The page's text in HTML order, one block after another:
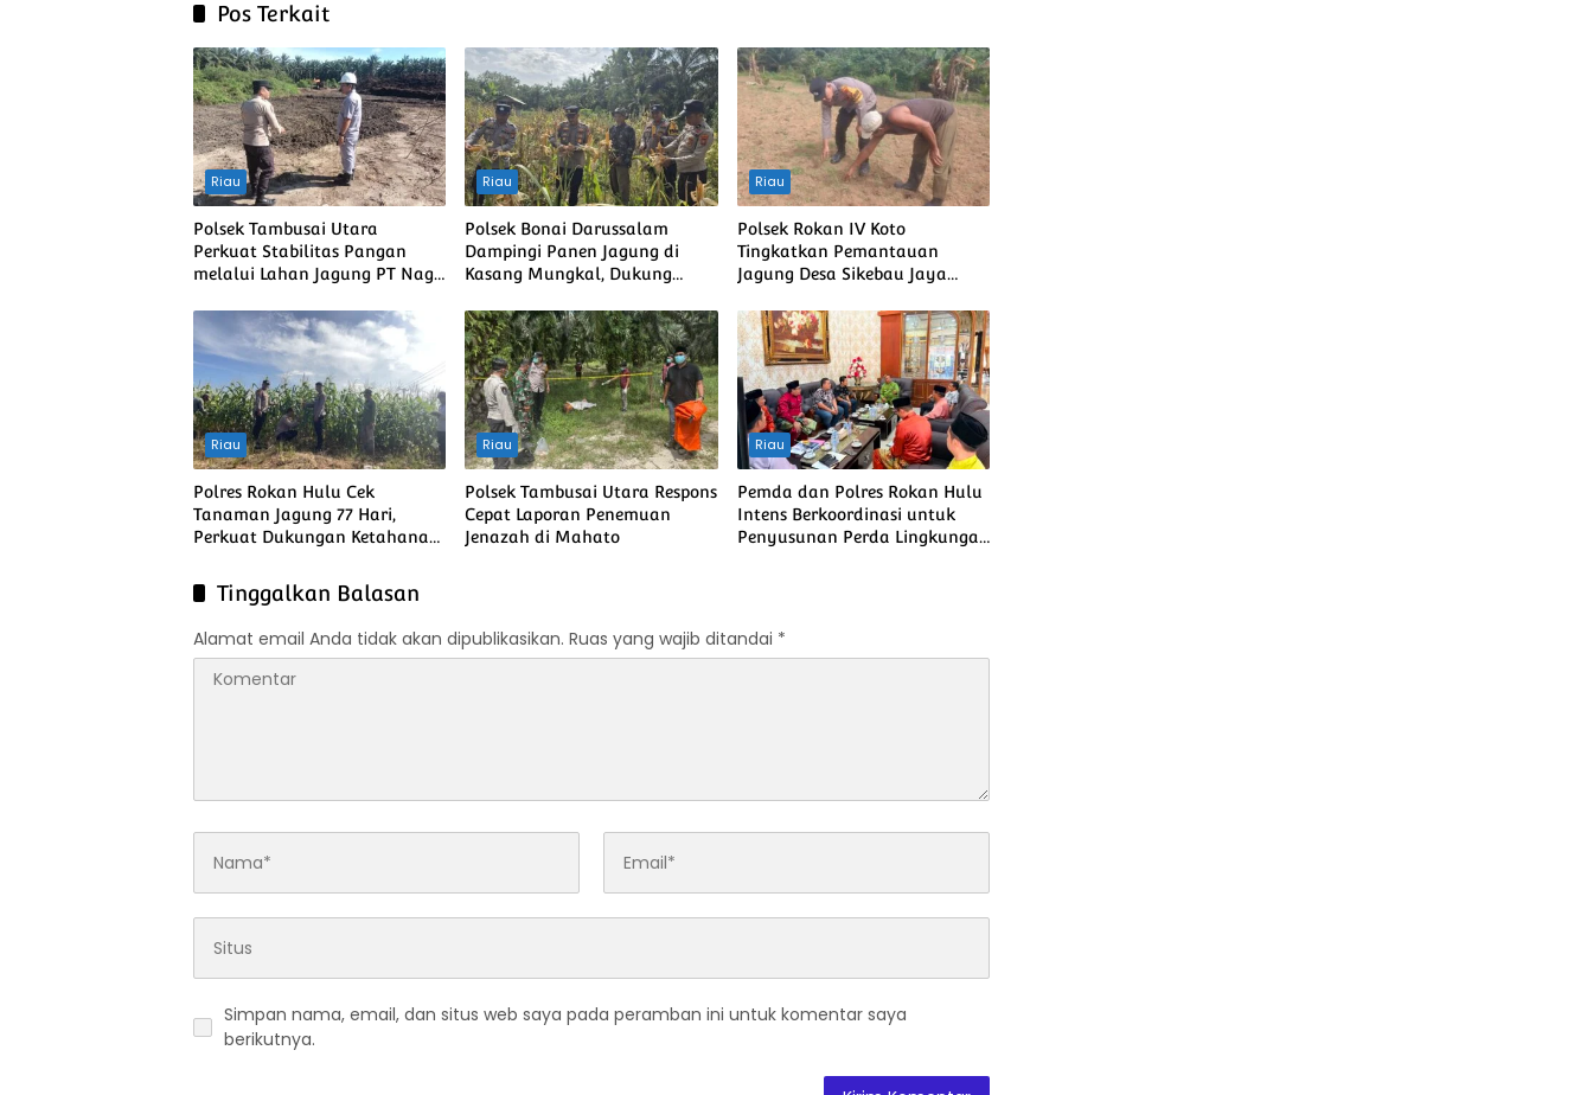
Pos Terkait
Riau
Polsek Tambusai Utara
Perkuat Stabilitas Pangan
melalui Lahan Jagung PT Naga
Pangan Nasional
Riau
Polsek Bonai Darussalam
Dampingi Panen Jagung di
Kasang Mungkal, Dukung
Riau
Polsek Rokan IV Koto
Tingkatkan Pemantauan
Jagung Desa Sikebau Jaya
Ketahanan Pangan Nasional
Riau
Polres Rokan Hulu Cek
Tanaman Jagung 77 Hari,
Perkuat Dukungan Ketahanan
Riau
Polsek Tambusai Utara Respons
Cepat Laporan Penemuan
Jenazah di Mahato
Riau
Pemda dan Polres Rokan Hulu
Intens Berkoordinasi untuk
Penyusunan Perda Lingkungan
Tinggalkan Balasan
Alamat email Anda tidak akan dipublikasikan. Ruas yang wajib ditandai *
Simpan nama, email, dan situs web saya pada peramban ini untuk komentar saya
berikutnya.